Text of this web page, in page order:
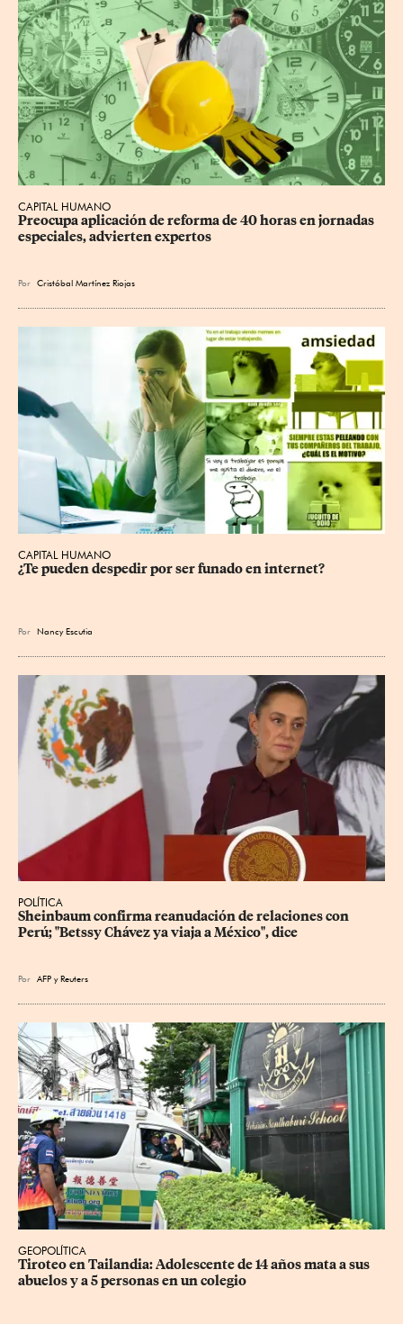
CAPITAL HUMANO
Preocupa aplicación de reforma de 40 horas en jornadas
especiales, advierten expertos
Por Cristóbal Martínez Riojas
CAPITAL HUMANO
¿Te pueden despedir por ser funado en internet?
Por Nancy Escutia
POLÍTICA
Sheinbaum confirma reanudación de relaciones con
Perú; "Betssy Chávez ya viaja a México", dice
Por AFP yReuters
GEOPOLÍTICA
Tiroteo en Tailandia: Adolescente de 14 años mata a sus
abuelos y a 5 personas en un colegio